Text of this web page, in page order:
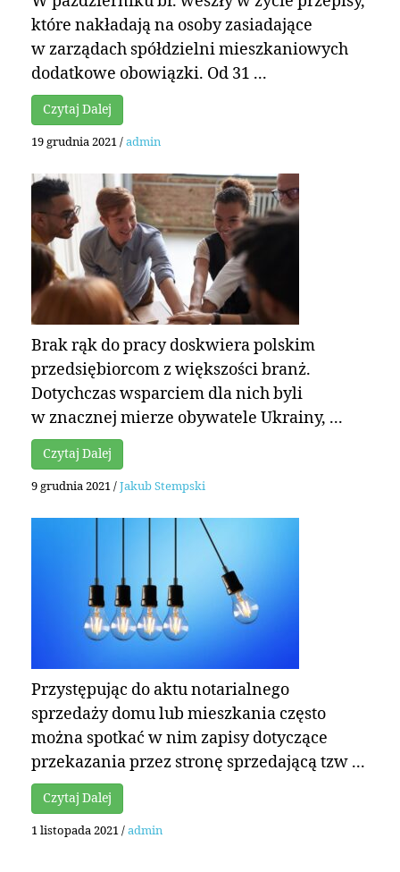
które nakładają na osoby zasiadające
w zarządach spółdzielni mieszkaniowych
dodatkowe obowiązki. Od 31 ...
Czytaj Dalej
19 grudnia 2021/admin
Brak rąk do pracy doskwiera polskim
przedsiębiorcom z większości branż.
Dotychczas wsparciem dla nich byli
w znacznej mierze obywatele Ukrainy, ...
Czytaj Dalej
9 grudnia 2021/Jakub Stempski
Przystępując do aktu notarialnego
sprzedaży domu lub mieszkania często
można spotkać w nim zapisy dotyczące
przekazania przez stronę sprzedającą tzw ...
Czytaj Dalej
1 listopada 2021/admin